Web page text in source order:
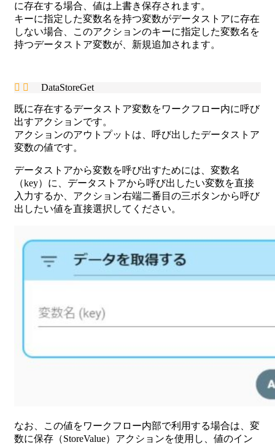
に存在する場合、値は上書き保存されます。
キーに指定した変数名を持つ変数がデータストアに存在
しない場合、このアクションのキーに指定した変数名を
持つデータストア変数が、新規追加されます。
DataStoreGet
既に存在するデータストア変数をワークフロー内に呼び
出すアクションです。
アクションのアウトプットは、呼び出したデータストア
変数の値です。
データストアから変数を呼び出すためには、変数名
（key）に、データストアから呼び出したい変数を直接
入力するか、アクション右端二番目の三ボタンから呼び
出したい値を直接選択してください。
なお、この値をワークフロー内部で利用する場合は、変
数に保存（StoreValue）アクションを使用し、値のイン